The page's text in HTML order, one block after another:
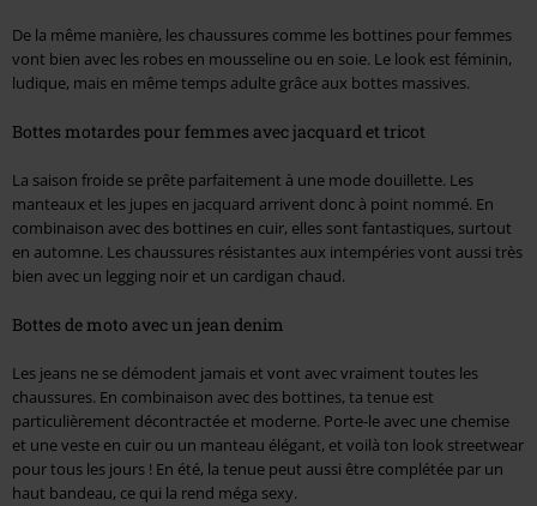
De la même manière, les chaussures comme les bottines pour femmes
vont bien avec les robes en mousseline ou en soie. Le look est féminin,
ludique, mais en même temps adulte grâce aux bottes massives.
Bottes motardes pour femmes avec jacquard et tricot
La saison froide se prête parfaitement à une mode douillette. Les
manteaux et les jupes en jacquard arrivent donc à point nommé. En
combinaison avec des bottines en cuir, elles sont fantastiques, surtout
en automne. Les chaussures résistantes aux intempéries vont aussi très
bien avec un legging noir et un cardigan chaud.
Bottes de moto avec un jean denim
Les jeans ne se démodent jamais et vont avec vraiment toutes les
chaussures. En combinaison avec des bottines, ta tenue est
particulièrement décontractée et moderne. Porte-le avec une chemise
et une veste en cuir ou un manteau élégant, et voilà ton look streetwear
pour tous les jours ! En été, la tenue peut aussi être complétée par un
haut bandeau, ce qui la rend méga sexy.